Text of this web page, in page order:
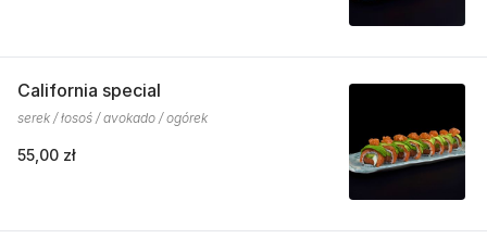
California special
serek / łosoś / avokado / ogórek
55,00 zł